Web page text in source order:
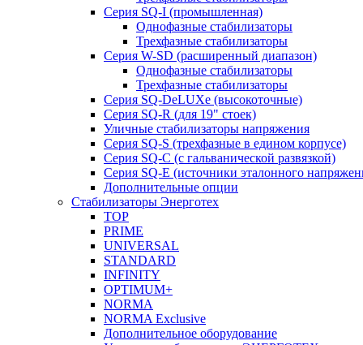
Серия SQ-I (промышленная)
Однофазные стабилизаторы
Трехфазные стабилизаторы
Серия W-SD (расширенный диапазон)
Однофазные стабилизаторы
Трехфазные стабилизаторы
Серия SQ-DeLUXe (высокоточные)
Серия SQ-R (для 19" стоек)
Уличные стабилизаторы напряжения
Серия SQ-S (трехфазные в едином корпусе)
Серия SQ-C (с гальванической развязкой)
Cерия SQ-E (источники эталонного
Дополнительные опции
Стабилизаторы Энерготех
TOP
PRIME
UNIVERSAL
STANDARD
INFINITY
OPTIMUM+
NORMA
NORMA Exclusive
Дополнительное оборудование